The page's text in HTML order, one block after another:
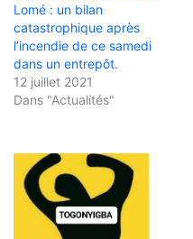
Lomé : un bilan
catastrophique après
l’incendie de ce samedi
dans un entrepôt.
12 juillet 2021
Dans "Actualités"